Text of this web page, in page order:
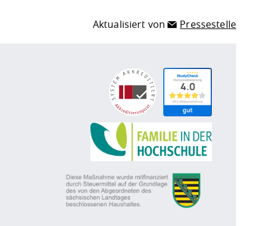
Aktualisiert von Pressestelle